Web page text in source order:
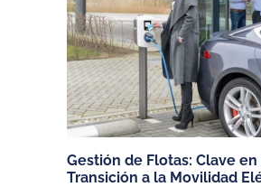
Gestión de Flotas: Clave en
Transición a la Movilidad